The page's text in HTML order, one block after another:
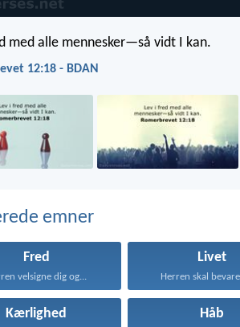
med alle mennesker—så vidt I kan.
12:18 - BDAN
emner
Fred
velsigne dig og...
Livet
Herren skal
Kærlighed Håb